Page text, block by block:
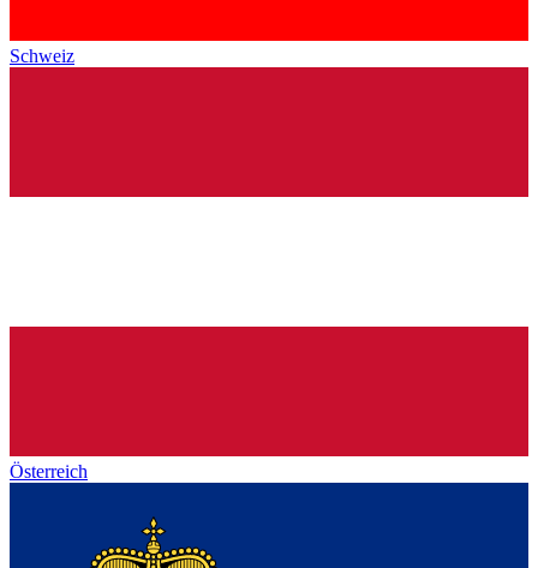
Schweiz
Österreich